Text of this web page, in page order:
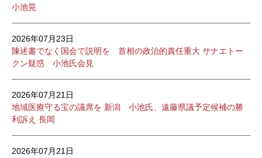
小池晃
2026年07月23日
陳述書でなく国会で説明を 首相の政治的責任重大 サナエトー
クン疑惑 小池氏会見
2026年07月21日
地域医療守る宝の議席を 新潟 小池氏、遠藤県議予定候補の勝
利訴え 長岡
2026年07月21日